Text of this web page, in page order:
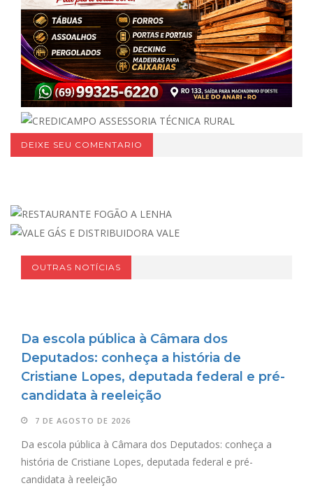
DEIXE SEU COMENTARIO
OUTRAS NOTÍCIAS
Da escola pública à Câmara dos
Deputados: conheça a história de
Cristiane Lopes, deputada federal e pré-
candidata à reeleição
7 DE AGOSTO DE 2026
Da escola pública à Câmara dos Deputados: conheça a
história de Cristiane Lopes, deputada federal e pré-
candidata à reeleição